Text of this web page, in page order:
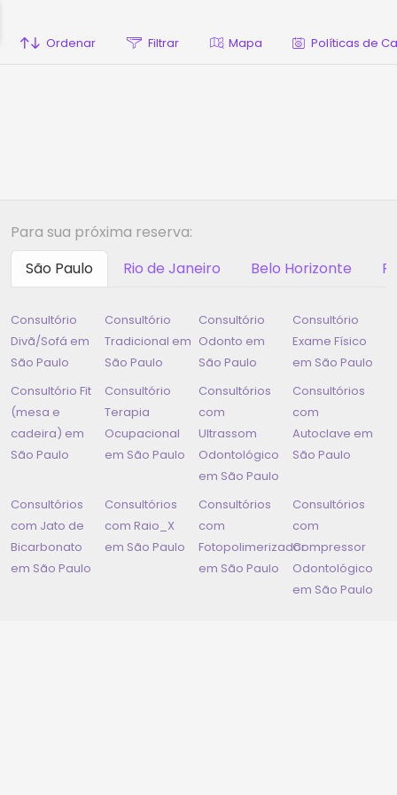
Ordenar Filtrar Mapa Políticas de
Para sua próxima reserva:
São Paulo
Rio de Janeiro Belo Horizonte
Consultório
Divã/Sofá em
São Paulo
Consultório
Tradicional em
São Paulo
Consultório
Odonto em
São Paulo
Consultório
Exame Físico
em São Paulo
Consultório Fit
(mesa e
cadeira) em
São Paulo
Consultório
Terapia
Ocupacional
em São Paulo
Consultórios
com
Ultrassom
Odontológico
em São Paulo
Consultórios
com
Autoclave em
São Paulo
Consultórios
com Jato de
Bicarbonato
em São Paulo
Consultórios
com Raio_X
em São Paulo
Consultórios
com
Fotopolimerizador
em São Paulo
Consultórios
com
Compressor
Odontológico
em São Paulo